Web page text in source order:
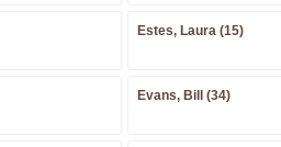
Estes, Laura (15)
Evans, Bill (34)